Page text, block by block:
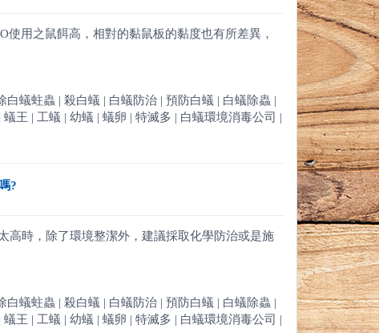
用之鼠餌高，相對的黏鼠板的黏度也有所差異，
蟻蛀蟲 | 殺白蟻 | 白蟻防治 | 預防白蟻 | 白蟻除蟲 |
王 | 工蟻 | 幼蟻 | 蟻卵 | 特滅多 | 白蟻環境消毒公司 |
?
高時，除了環境整潔外，建議採取化學防治或是施
蟻蛀蟲 | 殺白蟻 | 白蟻防治 | 預防白蟻 | 白蟻除蟲 |
王 | 工蟻 | 幼蟻 | 蟻卵 | 特滅多 | 白蟻環境消毒公司 |